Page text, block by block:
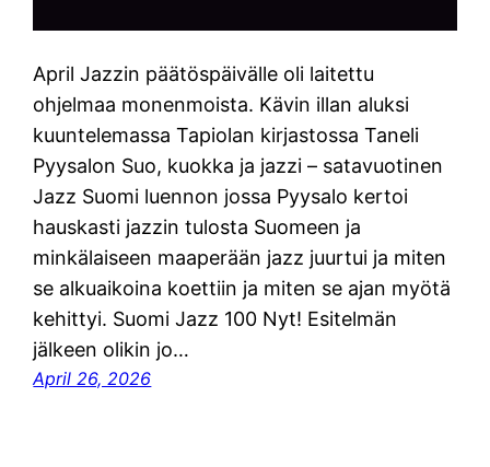
April Jazzin päätöspäivälle oli laitettu
ohjelmaa monenmoista. Kävin illan aluksi
kuuntelemassa Tapiolan kirjastossa Taneli
Pyysalon Suo, kuokka ja jazzi – satavuotinen
Jazz Suomi luennon jossa Pyysalo kertoi
hauskasti jazzin tulosta Suomeen ja
minkälaiseen maaperään jazz juurtui ja miten
se alkuaikoina koettiin ja miten se ajan myötä
kehittyi. Suomi Jazz 100 Nyt! Esitelmän
jälkeen olikin jo…
April 26, 2026